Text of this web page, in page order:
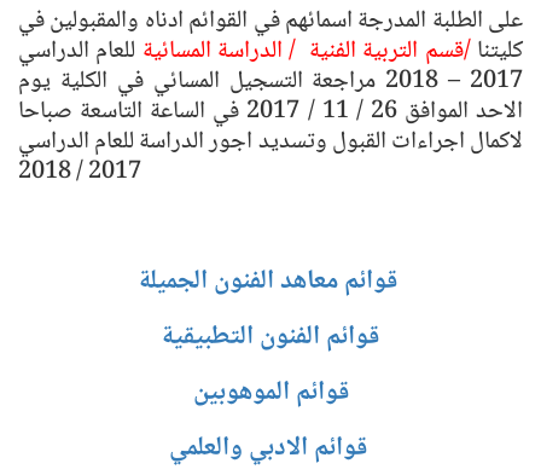
على الطلبة المدرجة اسمائهم في القوائم ادناه والمقبولين في
كليتنا/قسم التربية الفنية / الدراسة المسائية للعام الدراسي
2017 – 2018 مراجعة التسجيل المسائي في الكلية يوم
الاحد الموافق 26 / 11 / 2017 في الساعة التاسعة صباحا
لاكمال اجراءات القبول وتسديد اجور الدراسة للعام الدراسي
2017 / 2018
قوائم معاهد الفنون الجميلة
قوائم الفنون التطبيقية
قوائم الموهوبين
قوائم الادبي والعلمي